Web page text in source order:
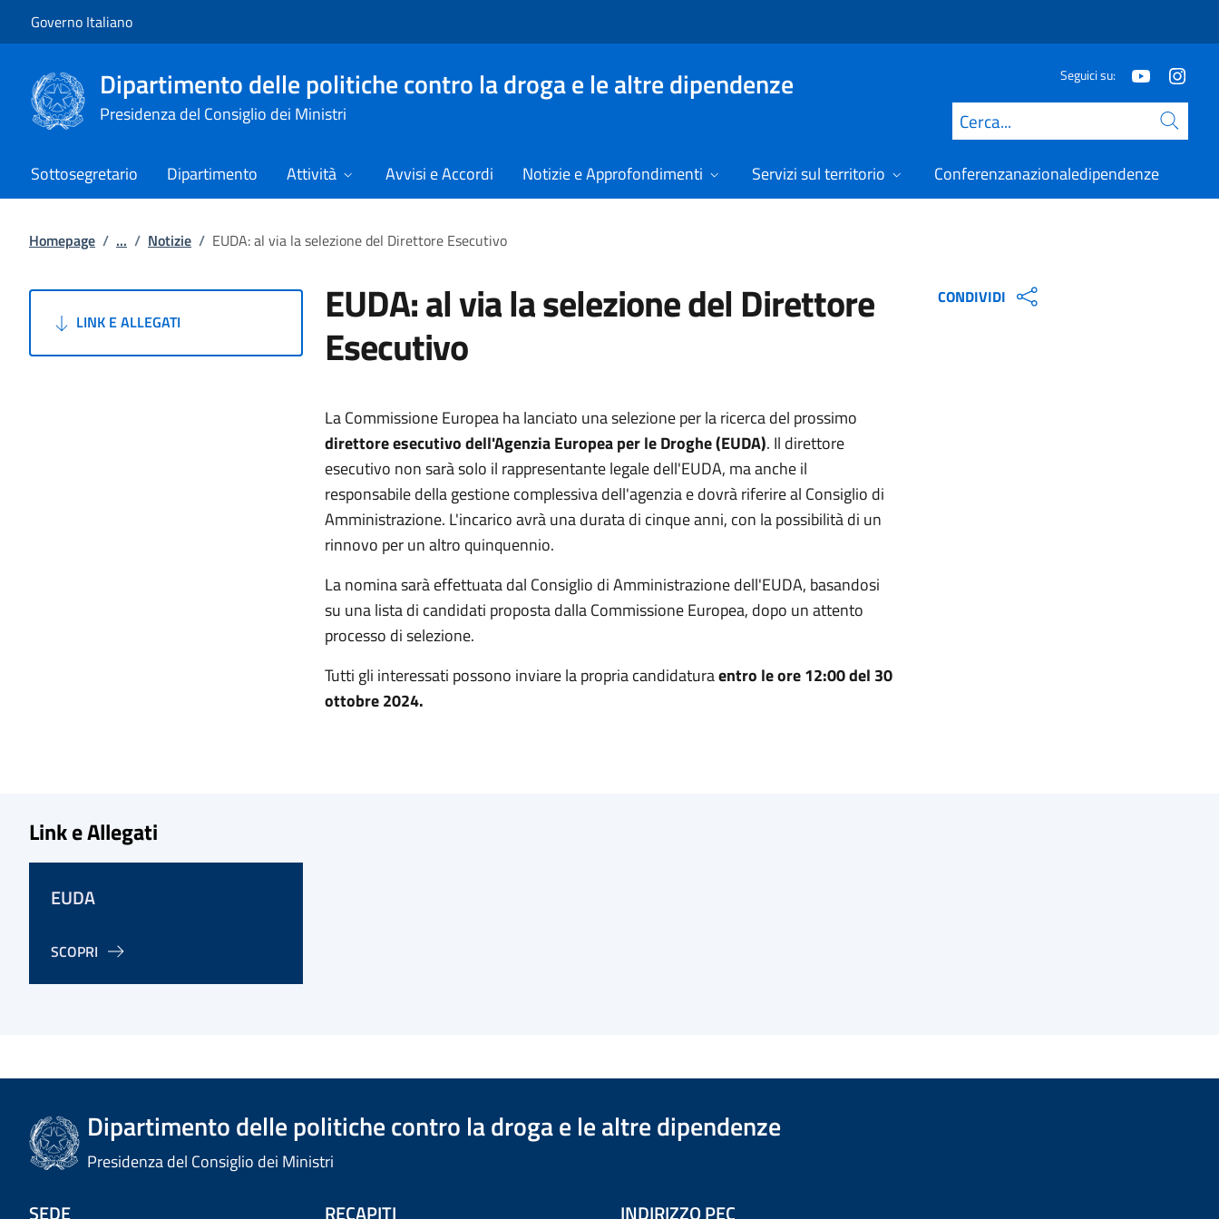
Governo Italiano
Dipartimento delle politiche contro la droga e le altre dipendenze
Presidenza del Consiglio dei Ministri
Seguici su:
Cerca
Sottosegretario Dipartimento Attività Avvisi e Accordi Notizie e Approfondimenti Servizi sul territorio Conferenzanazionaledipendenze
Homepage / ... / Notizie / EUDA: al via la selezione del Direttore Esecutivo
LINK E ALLEGATI EUDA: al via la selezione del Direttore
Esecutivo
La Commissione Europea ha lanciato una selezione per la ricerca del prossimo
direttore esecutivo dell'Agenzia Europea per le Droghe (EUDA). Il direttore
esecutivo non sarà solo il rappresentante legale dell'EUDA, ma anche il
responsabile della gestione complessiva dell'agenzia e dovrà riferire al Consiglio di
Amministrazione. L'incarico avrà una durata di cinque anni, con la possibilità di un
rinnovo per un altro quinquennio.
La nomina sarà effettuata dal Consiglio di Amministrazione dell'EUDA, basandosi
su una lista di candidati proposta dalla Commissione Europea, dopo un attento
processo di selezione.
Tutti gli interessati possono inviare la propria candidaturaentro le ore 12:00 del 30
ottobre 2024.
CONDIVIDI
Link e Allegati
EUDA
SCOPRI
Dipartimento delle politiche contro la droga e le altre dipendenze
Presidenza del Consiglio dei Ministri
SEDE RECAPITI INDIRIZZO PEC